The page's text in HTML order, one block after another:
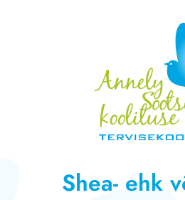
Shea- ehk